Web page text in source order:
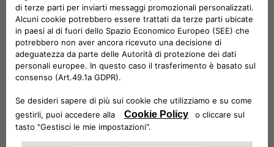
SOSTITUZIONE BATTERIA
Controlla e sostituisci la tua batteria per
essere sicuro che non ti lasci mai a piedi.